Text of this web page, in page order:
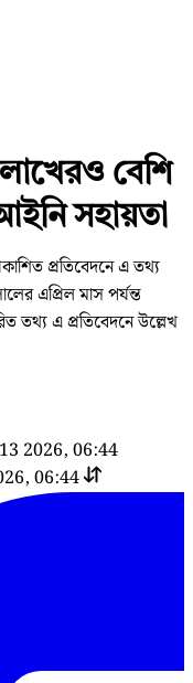
বেশি
সহায়তা
প্রতিবেদনে এ তথ্য
এপ্রিল মাস পর্যন্ত
তথ্য এ প্রতিবেদনে উল্লেখ
2026, 06:44
06:44